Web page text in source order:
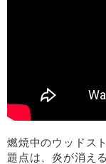
燃焼中のウッドス
題点は、炎が消え